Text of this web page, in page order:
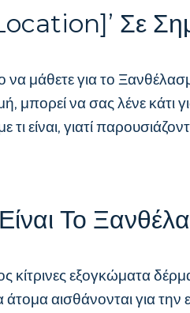
Σε
να μάθετε για το
μπορεί να σας λένε κάτι
γιατί
Το
εξογκώματα
αισθάνονται για την